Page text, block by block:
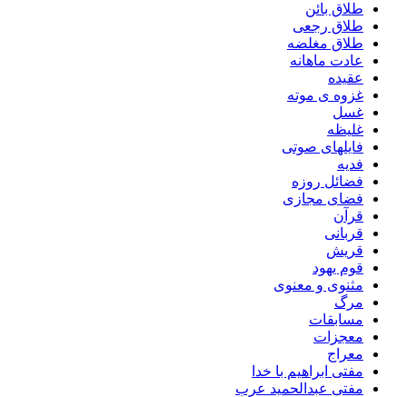
طلاق بائن
طلاق رجعی
طلاق مغلضه
عادت ماهانه
عقیده
غزوه ی موته
غسل
غلیظه
فایلهای صوتی
فدیه
فضائل روزه
فضای مجازی
قرآن
قربانی
قریش
قوم یهود
مثنوی و معنوی
مرگ
مسابقات
معجزات
معراج
مفتی ابراهیم با خدا
مفتی عبدالحمید عرب